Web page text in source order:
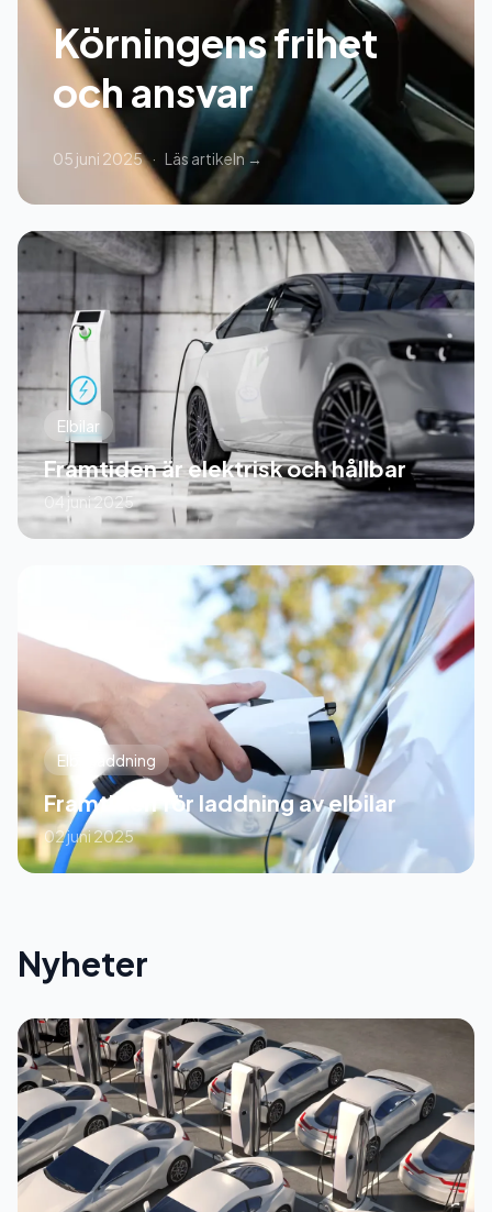
Körningens frihet
och ansvar
05 juni 2025 · Läs artikeln →
Elbilar
Framtiden är elektrisk och hållbar
04 juni 2025
Elbilsladdning
Framtiden för laddning av elbilar
02 juni 2025
Nyheter